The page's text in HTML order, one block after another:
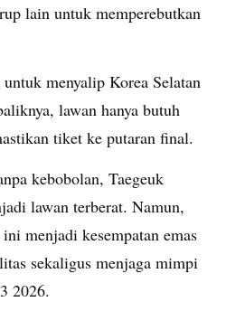
lain untuk memperebutkan
menyalip Korea Selatan
lawan hanya butuh
tiket ke putaran final.
kebobolan, Taegeuk
lawan terberat. Namun,
menjadi kesempatan emas
sekaligus menjaga mimpi
2026.